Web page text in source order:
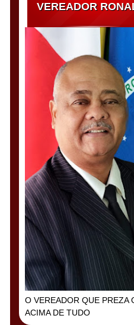
VEREADOR
O VEREADOR QUE PREZA
ACIMA DE TUDO